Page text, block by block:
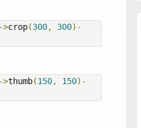
->crop(300, 300)-
->thumb(150, 150)-